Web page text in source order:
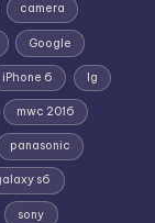
camera
Google
iPhone 6 lg
mwc 2016
panasonic
s6
sony